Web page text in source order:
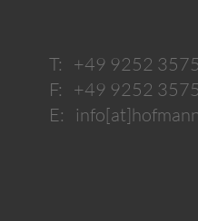
T: +49 9252
F: +49 9252
E: